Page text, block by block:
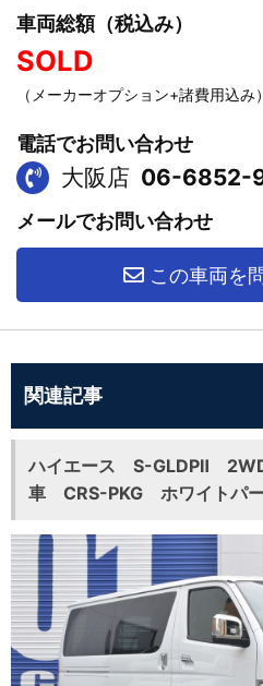
車両総額（税込み）
SOLD
（メーカーオプション+諸費用込み）
電話でお問い合わせ
大阪店 06-6852-
メールでお問い合わせ
この車両を
関連記事
ハイエース S-GLDPⅡ
車 CRS-PKG ホワイトパ